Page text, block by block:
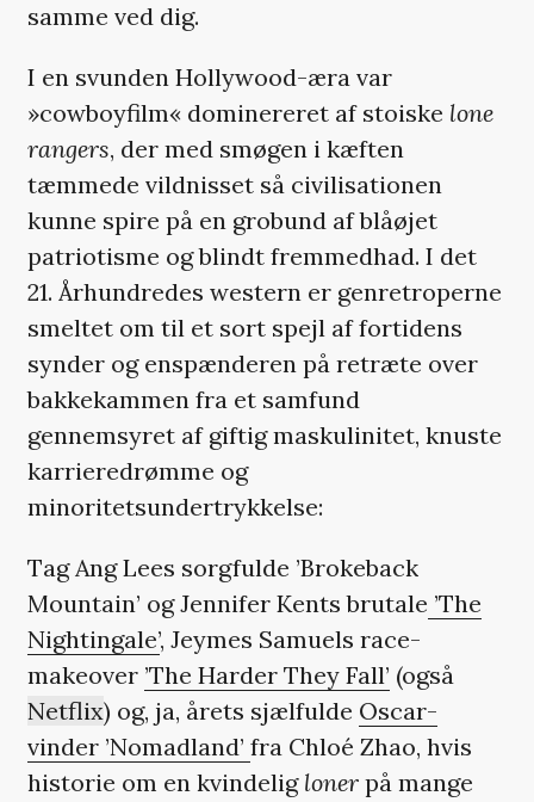
samme ved dig.
I en svunden Hollywood-æra var
»cowboyfilm« dominereret af stoiske lone
rangers, der med smøgen i kæften
tæmmede vildnisset så civilisationen
kunne spire på en grobund af blåøjet
patriotisme og blindt fremmedhad. I det
21. Århundredes western er genretroperne
smeltet om til et sort spejl af fortidens
synder og enspænderen på retræte over
bakkekammen fra et samfund
gennemsyret af giftig maskulinitet, knuste
karrieredrømme og
minoritetsundertrykkelse:
Tag Ang Lees sorgfulde ’Brokeback
Mountain’ og Jennifer Kents brutale ’The
Nightingale’, Jeymes Samuels race-
makeover ’The Harder They Fall’ (også
Netflix) og, ja, årets sjælfulde Oscar-
vinder ’Nomadland’ fra Chloé Zhao, hvis
historie om en kvindelig lonerpå mange